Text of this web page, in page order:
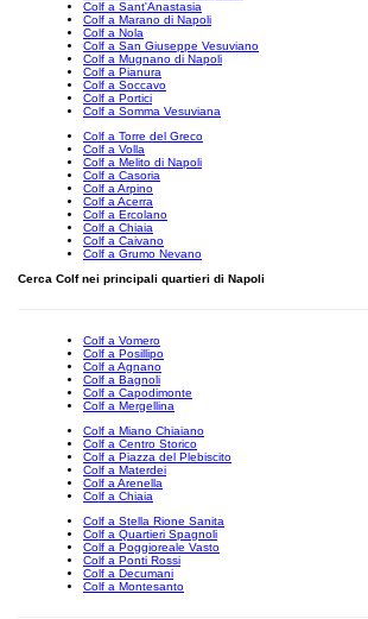
Colf a Sant'Anastasia
Colf a Marano di Napoli
Colf a Nola
Colf a San Giuseppe Vesuviano
Colf a Mugnano di Napoli
Colf a Pianura
Colf a Soccavo
Colf a Portici
Colf a Somma Vesuviana
Colf a Torre del Greco
Colf a Volla
Colf a Melito di Napoli
Colf a Casoria
Colf a Arpino
Colf a Acerra
Colf a Ercolano
Colf a Chiaia
Colf a Caivano
Colf a Grumo Nevano
Cerca Colf nei principali quartieri di Napoli
Colf a Vomero
Colf a Posillipo
Colf a Agnano
Colf a Bagnoli
Colf a Capodimonte
Colf a Mergellina
Colf a Miano Chiaiano
Colf a Centro Storico
Colf a Piazza del Plebiscito
Colf a Materdei
Colf a Arenella
Colf a Chiaia
Colf a Stella Rione Sanita
Colf a Quartieri Spagnoli
Colf a Poggioreale Vasto
Colf a Ponti Rossi
Colf a Decumani
Colf a Montesanto